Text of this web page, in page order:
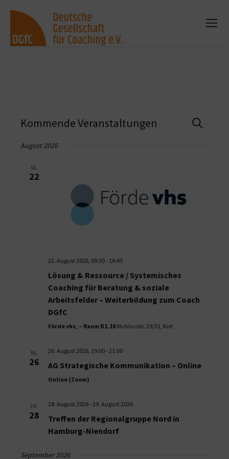
Suche
Kommende Veranstaltungen
August 2026
SA.
22
22. August 2026, 09:30- 16:45
Lösung & Ressource / Systemisches
Coaching für Beratung & soziale
Arbeitsfelder – Weiterbildung zum Coach
DGfC
Förde vhs, – Raum B1.18 Muhliusstr. 29/31, Kiel
MI.
26
26. August 2026, 19:00- 21:00
AG Strategische Kommunikation – Online
Online (Zoom)
FR.
28
28. August 2026- 29. August 2026
Treffen der Regionalgruppe Nord in
Hamburg-Niendorf
September 2026